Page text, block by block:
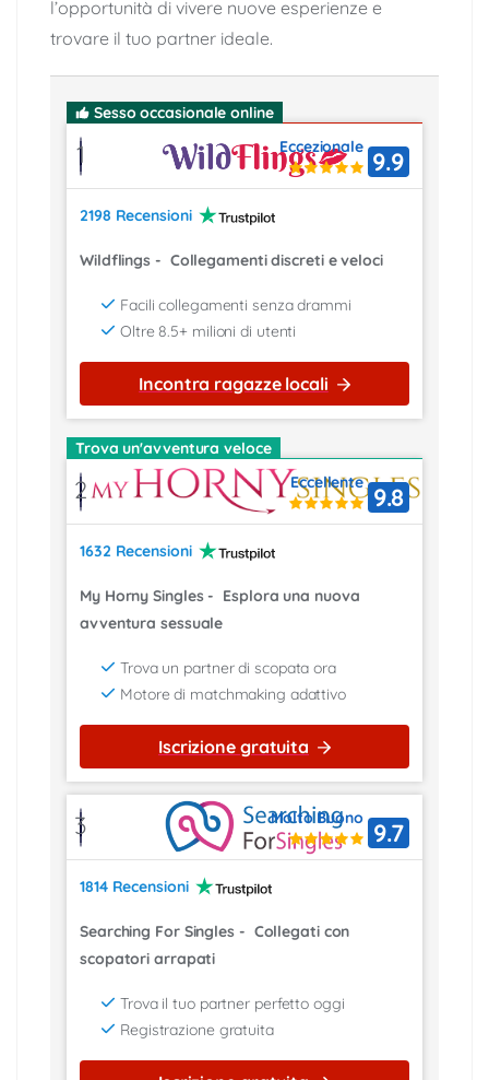
l’opportunità di vivere nuove esperienze e
trovare il tuo partner ideale.
Sesso occasionale online
1
2198 Recensioni
Wildflings - Collegamenti discreti e veloci
Facili collegamenti senza drammi
Oltre 8.5+ milioni di utenti
Eccezionale 9.9
Incontra ragazze locali
Trova un'avventura veloce
2
1632 Recensioni
My Horny Singles- Esplora una nuova
avventura sessuale
Trova un partner di scopata ora
Motore di matchmaking adattivo
Eccellente 9.8
Iscrizione gratuita
3
1814 Recensioni
Searching For Singles - Collegati con
scopatori arrapati
Trova il tuo partner perfetto oggi
Registrazione gratuita
Molto Buono 9.7